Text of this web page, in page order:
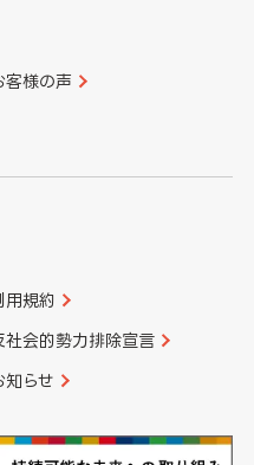
媛県
崎県
客様の声
用規約
社会的勢力排除宣言
知らせ